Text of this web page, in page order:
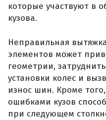
которые участвуют в
кузова.
Неправильная
элементов может
геометрии,
установки колес и
износ шин. Кроме
ошибками кузов
при следующем